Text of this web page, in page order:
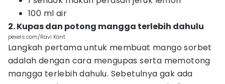
100 ml air
2. Kupas dan potong mangga terlebih dahulu
pexels.com/Ravi Kant
Langkah pertama untuk membuat mango sorbet
adalah dengan cara mengupas serta memotong
mangga terlebih dahulu. Sebetulnya gak ada